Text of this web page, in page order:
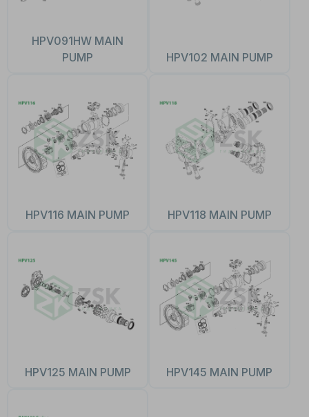
HPV091HW MAIN
PUMP
HPV102 MAIN PUMP
HPV116 MAIN PUMP HPV118 MAIN PUMP
HPV125 MAIN PUMP HPV145 MAIN PUMP